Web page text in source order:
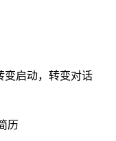
变启动，转变对话
历